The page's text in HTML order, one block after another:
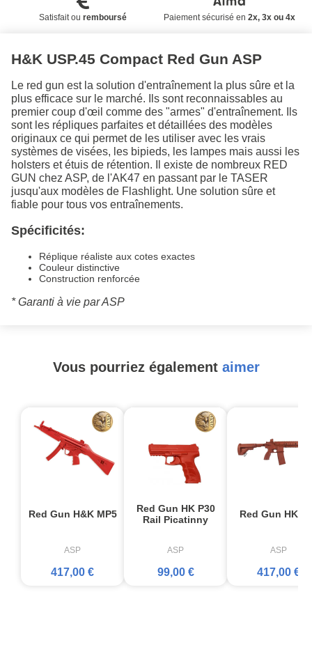
Satisfait ou remboursé Paiement sécurisé en 2x, 3x ou 4x
H&K USP.45 Compact Red Gun ASP
Le red gun est la solution d'entraînement la plus sûre et la
plus efficace sur le marché. Ils sont reconnaissables au
premier coup d'œil comme des "armes" d'entraînement. Ils
sont les répliques parfaites et détaillées des modèles
originaux ce qui permet de les utiliser avec les vrais
systèmes de visées, les bipieds, les lampes mais aussi les
holsters et étuis de rétention. Il existe de nombreux RED
GUN chez ASP, de l'AK47 en passant par le TASER
jusqu'aux modèles de Flashlight. Une solution sûre et
fiable pour tous vos entraînements.
Spécificités:
Réplique réaliste aux cotes exactes
Couleur distinctive
Construction renforcée
* Garanti à vie par ASP
Vous pourriez également aimer
Red Gun H&K MP5
ASP
417,00 €
Red Gun HK P30
Rail Picatinny
ASP
99,00 €
Red Gun HK
ASP
417,00 €